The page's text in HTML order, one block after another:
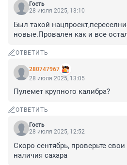
Гость
28 июля 2025, 13:10
Был такой
новые.Провален как и все
ОТВЕТИТЬ
280747967
28 июля 2025, 13:05
Пулемет крупного калибра?
ОТВЕТИТЬ
Гость
28 июля 2025, 12:52
Скоро сентябрь, проверьте
наличия сахара